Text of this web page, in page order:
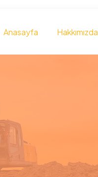
Anasayfa Hakkımızda